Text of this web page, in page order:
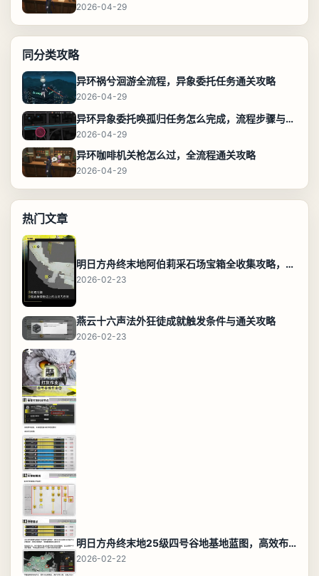
2026-04-29
同分类攻略
异环祸兮洄游全流程，异象委托任务通关攻略
2026-04-29
异环异象委托唤孤归任务怎么完成，流程步骤与位置攻略
2026-04-29
异环咖啡机关枪怎么过，全流程通关攻略
2026-04-29
热门文章
明日方舟终末地阿伯莉采石场宝箱全收集攻略，全点位分布图与路线
2026-02-23
燕云十六声法外狂徒成就触发条件与通关攻略
2026-02-23
明日方舟终末地25级四号谷地基地蓝图，高效布局规划
2026-02-22